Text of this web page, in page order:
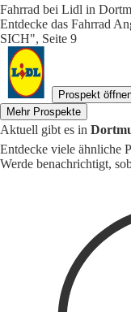
Fahrrad bei Lidl in
Entdecke das Fahrrad
SICH", Seite 9
Prospekt
Mehr Prospekte
Aktuell gibt es in
Entdecke viele ähnliche
Werde benachrichtigt,